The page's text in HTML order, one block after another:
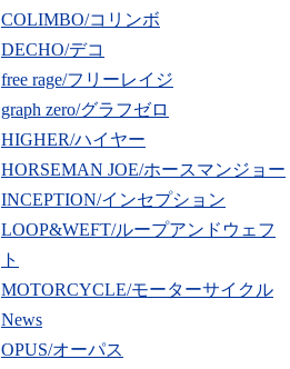
COLIMBO/コリンボ
DECHO/デコ
free rage/フリーレイジ
graph zero/グラフゼロ
HIGHER/ハイヤー
HORSEMAN JOE/ホースマンジョー
INCEPTION/インセプション
LOOP&WEFT/ループアンドウェフ
ト
MOTORCYCLE/モーターサイクル
News
OPUS/オーパス